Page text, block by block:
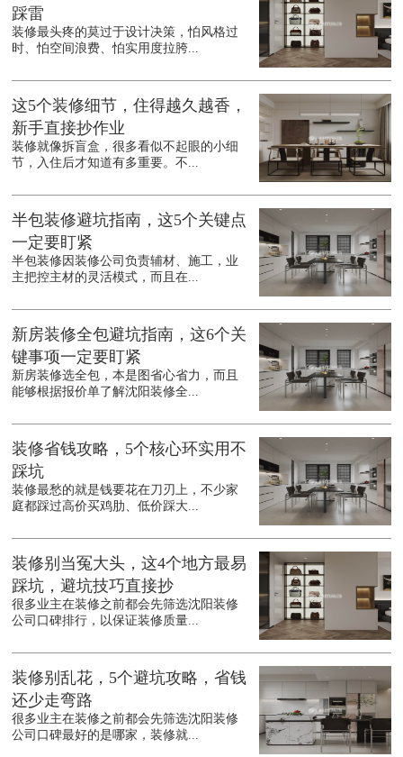
踩雷
装修最头疼的莫过于设计决策，怕风格过
时、怕空间浪费、怕实用度拉胯...
这5个装修细节，住得越久越香，
新手直接抄作业
装修就像拆盲盒，很多看似不起眼的小细
节，入住后才知道有多重要。不...
半包装修避坑指南，这5个关键点
一定要盯紧
半包装修因装修公司负责辅材、施工，业
主把控主材的灵活模式，而且在...
新房装修全包避坑指南，这6个关
键事项一定要盯紧
新房装修选全包，本是图省心省力，而且
能够根据报价单了解沈阳装修全...
装修省钱攻略，5个核心环实用不
踩坑
装修最愁的就是钱要花在刀刃上，不少家
庭都踩过高价买鸡肋、低价踩大...
装修别当冤大头，这4个地方最易
踩坑，避坑技巧直接抄
很多业主在装修之前都会先筛选沈阳装修
公司口碑排行，以保证装修质量...
装修别乱花，5个避坑攻略，省钱
还少走弯路
很多业主在装修之前都会先筛选沈阳装修
公司口碑最好的是哪家，装修就...